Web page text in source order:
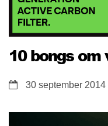
10 bongs om
30 september 2014